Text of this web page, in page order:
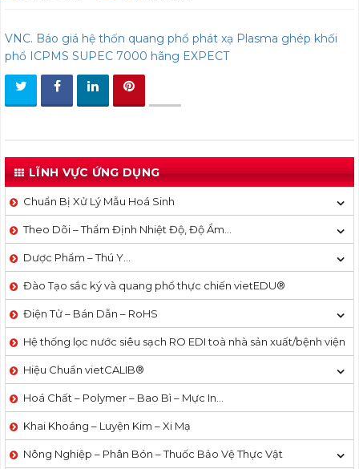
VNC. Báo giá hệ thốn quang phổ phát xạ Plasma ghép khối
phổ ICPMS SUPEC 7000 hãng EXPECT
LĨNH VỰC ỨNG DỤNG
Chuẩn Bị Xử Lý Mẫu Hoá Sinh
Theo Dõi – Thẩm Định Nhiệt Độ, Độ Ẩm…
Dược Phẩm – Thú Y…
Đào Tạo sắc ký và quang phổ thực chiến vietEDU®
Điện Tử – Bán Dẫn – RoHS
Hệ thống lọc nước siêu sạch RO EDI​​ toà nhà sản xuất/bệnh viện
Hiệu Chuẩn vietCALIB®
Hoá Chất – Polymer – Bao Bì – Mực In…
Khai Khoáng – Luyện Kim – Xi Mạ
Nông Nghiệp – Phân Bón – Thuốc Bảo Vệ Thực Vật